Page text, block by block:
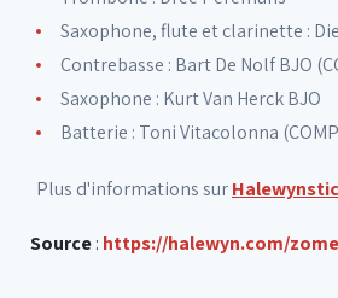
Saxophone, flute et clarinette :
Contrebasse : Bart De Nolf BJO
Saxophone : Kurt Van Herck BJO
Batterie : Toni Vitacolonna
Plus d'informations sur
Source: https://halewyn.com/